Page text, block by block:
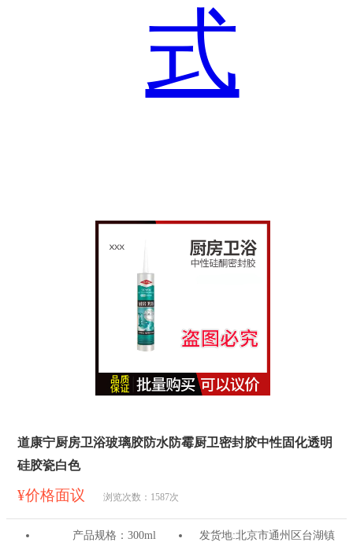
式
道康宁厨房卫浴玻璃胶防水防霉厨卫密封胶中性固化透明
硅胶瓷白色
¥价格面议 浏览次数： 1587次
产品规格：300ml 发货地:北京市通州区台湖镇